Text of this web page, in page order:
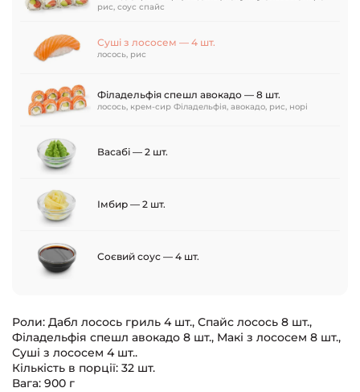
рис, соус спайс
Суші з лососем — 4 шт.
лосось, рис
Філадельфія спешл авокадо — 8 шт.
лосось, крем-сир Філадельфія, авокадо, рис, норі
Васабі — 2 шт.
Імбир — 2 шт.
Соєвий соус — 4 шт.
Роли: Дабл лосось гриль 4 шт., Спайс лосось 8 шт.,
Філадельфія спешл авокадо 8 шт., Макі з лососем 8 шт.,
Суші з лососем 4 шт..
Кількість в порції: 32 шт.
Вага: 900 г